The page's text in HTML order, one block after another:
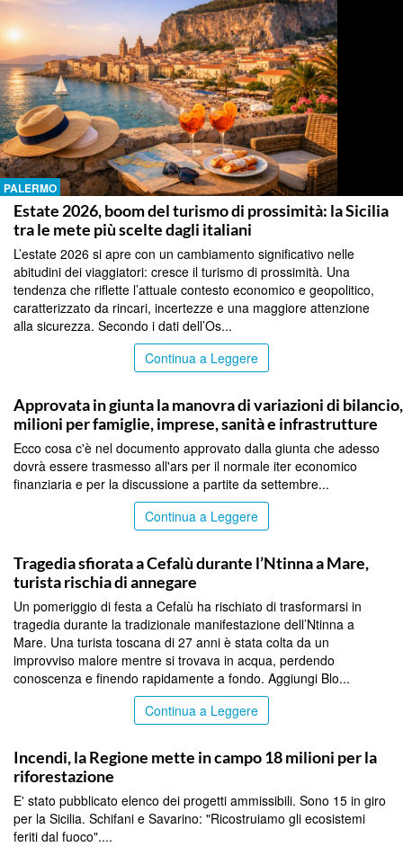
PALERMO
Estate 2026, boom del turismo di prossimità: la Sicilia
tra le mete più scelte dagli italiani
L’estate 2026 si apre con un cambiamento significativo nelle
abitudini dei viaggiatori: cresce il turismo di prossimità. Una
tendenza che riflette l’attuale contesto economico e geopolitico,
caratterizzato da rincari, incertezze e una maggiore attenzione
alla sicurezza. Secondo i dati dell’Os...
Continua a Leggere
Approvata in giunta la manovra di variazioni di
milioni per famiglie, imprese, sanità e infrastrutture
Ecco cosa c'è nel documento approvato dalla giunta che adesso
dovrà essere trasmesso all'ars per il normale iter economico
finanziaria e per la discussione a partite da settembre...
Continua a Leggere
Tragedia sfiorata a Cefalù durante l’Ntinna a Mare,
turista rischia di annegare
Un pomeriggio di festa a Cefalù ha rischiato di trasformarsi in
tragedia durante la tradizionale manifestazione dell’Ntinna a
Mare. Una turista toscana di 27 anni è stata colta da un
improvviso malore mentre si trovava in acqua, perdendo
conoscenza e finendo rapidamente a fondo. Aggiungi Blo...
Continua a Leggere
Incendi, la Regione mette in campo 18 milioni per la
riforestazione
E' stato pubblicato elenco dei progetti ammissibili. Sono 15 in giro
per la Sicilia. Schifani e Savarino: "Ricostruiamo gli ecosistemi
feriti dal fuoco"....